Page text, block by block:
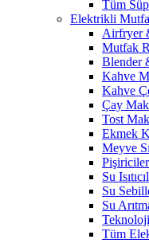
Tüm
Elektrikli
Airfryer
Mutfak
Blender
Kahve
Kahve
Çay
Tost
Ekmek
Meyve
Pişiriciler
Su
Su
Su
Tüm